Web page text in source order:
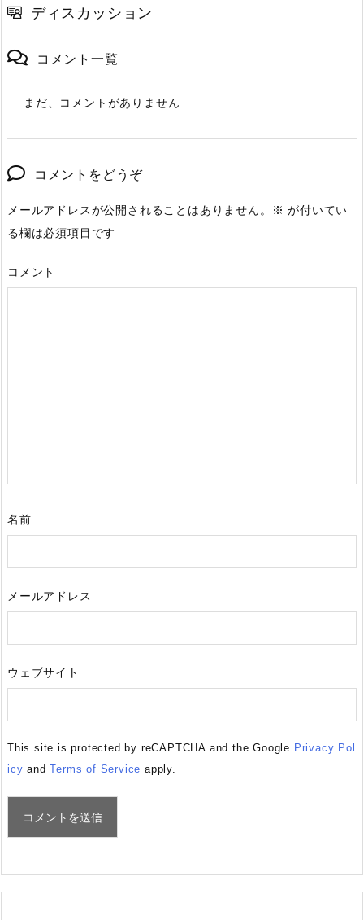
ディスカッション
コメント一覧
まだ、コメントがありません
コメントをどうぞ
メールアドレスが公開されることはありません。 ※ が付いてい
る欄は必須項目です
コメント
名前
メールアドレス
ウェブサイト
This site is protected by reCAPTCHA and the Google Privacy Pol
icy andTerms of Service apply.